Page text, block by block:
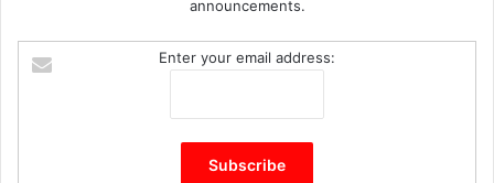
announcements.
Enter your email address: